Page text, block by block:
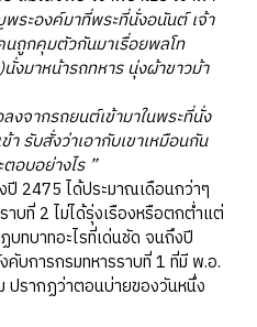
ระองค์มาที่พระที่นั่งอนันต์ เจ้า
ถูกคุมตัวกันมาเรื่อยพลโท
งมาหน้ารถทหาร นุ่งผ้าขาวม้า
ากรถยนต์เข้ามาในพระที่นั่ง
รับสั่งว่าเอากับเขาเหมือนกัน
อบอย่างไร ”
ได้ประมาณเดือนกว่าๆ
บที่ 2 ไม่ได้รุ่งเรืองหรือตกต่ำแต่
บทบาทอะไรที่เด่นชัด จนถึงปี
บการกรมทหารราบที่ 1 ที่มี พ.อ.
ปรากฏว่าตอนบ่ายของวันหนึ่ง